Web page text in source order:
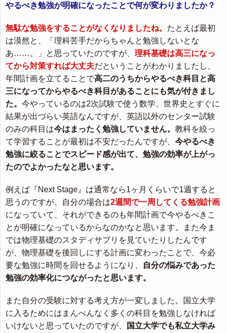
やるべき勉強が明確になったことで何が変わりましたか？
無駄な勉強をすることがなくなりましたね。 たとえば最初
は漠然と、「理科苦手だからちゃんと勉強しないとな
あ……。」と思っていたのですが、 理科基礎は高三になっ
てから対策すれば大丈夫だということがわかりましたし、
年間計画を立てることで高二のうちからやるべき科目と高
三になってからやるべき科目があることにも気が付きまし
た。 今やっているのは2次試験で使う数学、世界史とすぐに
結果が出づらい英語なんですが、英語以外のセンター試験
のみの科目は今はまったく勉強していません。 教科を絞っ
て学習することが最初は不安だったんですが、 今やるべき
勉強に絞ることでスピード感が出て、勉強の効率が上がっ
たのでよかったなと思います。
例えば『Next Stage』は通常なら1ヶ月くらいで1週すると
思うのですが、自分の場合は2週間で一周してくる勉強計画
になっていて、それができるのも年間計画で今やるべきこ
とが明確になっているからなのかなと思います。また今ま
では物理基礎のスタディサプリを見ていたりしたんです
が、物理基礎を後回しにする計画に変わったことで、今必
要な勉強に時間を回せるようになり、
自分の悩みであった
勉強の効率化につながったと思います。
また自分の受験に対する考え方が一変しました。国立大学
に入るためにはまんべんなく多くの科目を勉強しなければ
いけないと思っていたのですが、
国立大学でも私立大学み